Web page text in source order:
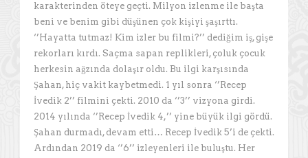
karakterinden öteye geçti. Milyon izlenme ile başta
beni ve benim gibi düşünen çok kişiyi şaşırttı.
‘’Hayatta tutmaz! Kim izler bu filmi?’’ dediğim iş, gişe
rekorları kırdı. Saçma sapan replikleri, çoluk çocuk
herkesin ağzında dolaşır oldu. Bu ilgi karşısında
Şahan, hiç vakit kaybetmedi. 1 yıl sonra ‘’Recep
İvedik 2’’ filmini çekti. 2010 da ‘’3’’ vizyona girdi.
2014 yılında ‘’Recep İvedik 4,’’ yine büyük ilgi gördü.
Şahan durmadı, devam etti… Recep İvedik 5’i de çekti.
Ardından 2019 da ‘’6’’ izleyenleri ile buluştu. Her